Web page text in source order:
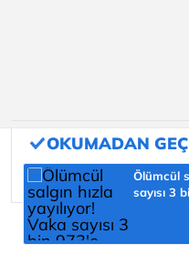
Ölümcül
sayısı 3